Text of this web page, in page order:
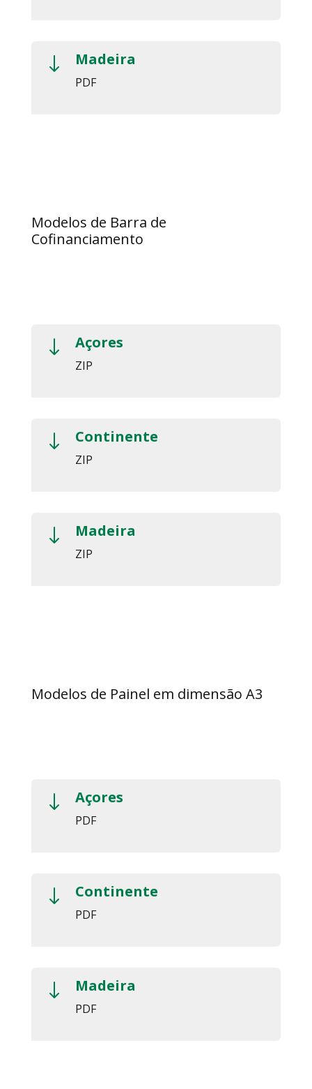
" Madeira
PDF
Modelos de Barra de
Cofinanciamento
" Açores
ZIP
" Continente
ZIP
" Madeira
ZIP
Modelos de Painel em dimensão A3
" Açores
PDF
" Continente
PDF
" Madeira
PDF